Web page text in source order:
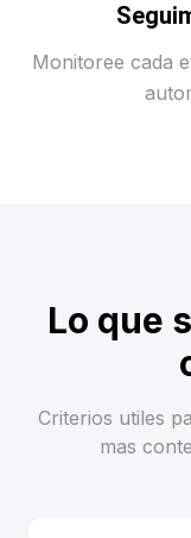
Monitoree cada
Lo que
Criterios utiles
mas